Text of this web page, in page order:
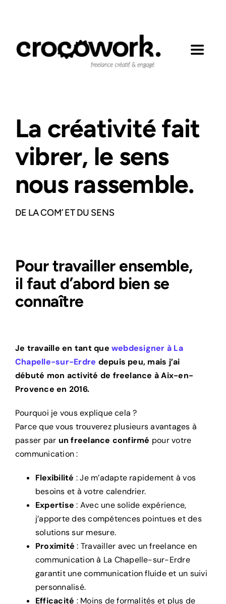
Toggle
Réalisations
Expertises
Contact
La créativité fait
vibrer, le sens
nous rassemble.
DE LA COM’ ET DU SENS
Pour travailler ensemble,
il faut d’abord bien se
connaître
Je travaille en tant que webdesigner à La
Chapelle-sur-Erdre depuis peu, mais j’ai
débuté mon activité de freelance à Aix-en-
Provence en 2016.
Pourquoi je vous explique cela ?
Parce que vous trouverez plusieurs avantages à
passer par un freelance confirmé pour votre
communication :
Flexibilité : Je m’adapte rapidement à vos
besoins et à votre calendrier.
Expertise : Avec une solide expérience,
j’apporte des compétences pointues et des
solutions sur mesure.
Proximité : Travailler avec un freelance en
communication à La Chapelle-sur-Erdre
garantit une communication fluide et un suivi
personnalisé.
Efficacité : Moins de formalités et plus de